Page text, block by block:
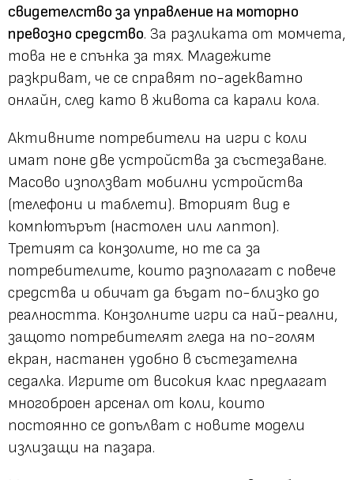
свидетелство за управление на моторно
превозно средство. За разликата от момчета,
това не е спънка за тях. Младежите
разкриват, че се справят по-адекватно
онлайн, след като в живота са карали кола.
Активните потребители на игри с коли
имат поне две устройства за състезаване.
Масово използват мобилни устройства
(телефони и таблети). Вторият вид е
компютърът (настолен или лаптоп).
Третият са конзолите, но те са за
потребителите, които разполагат с повече
средства и обичат да бъдат по-близко до
реалността. Конзолните игри са най-реални,
защото потребителят гледа на по-голям
екран, настанен удобно в състезателна
седалка. Игрите от високия клас предлагат
многоброен арсенал от коли, които
постоянно се допълват с новите модели
излизащи на пазара.